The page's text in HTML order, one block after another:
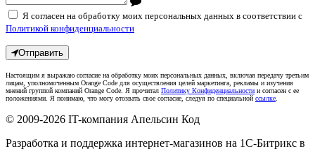
Я согласен на обработку моих персональных данных в соответствии с
Политикой конфиденциальности
Отправить
Настоящим я выражаю согласие на обработку моих персональных данных, включая передачу третьим
лицам, уполномоченным Orange Code для осуществления целей маркетинга, рекламы и изучения
мнений группой компаний Orange Code. Я прочитал Политику Конфиденциальности и согласен с ее
положениями. Я понимаю, что могу отозвать свое согласие, следуя по специальной ссылке
© 2009-2026 IT-компания Апельсин Код
Разработка и поддержка интернет-магазинов на 1С-Битрикс в